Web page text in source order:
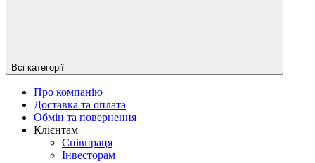
Всі категорії
Про компанію
Доставка та оплата
Обмін та повернення
Клієнтам
Співпраця
Інвесторам